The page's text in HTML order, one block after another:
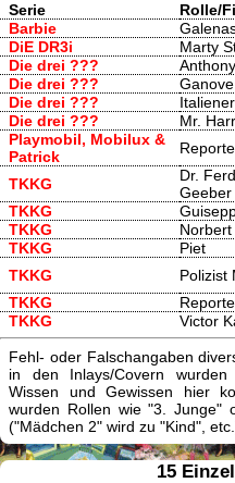
Serie Rolle/
Barbie
DiE DR3i
Marty
Die drei ???
Anthony
Die drei ???
Die drei ???
Italiener
Die drei ???
Mr.
Playmobil, Mobilux &
Patrick
TKKG
Dr.
Geeber
TKKG
TKKG
TKKG
Piet
TKKG
Polizist
TKKG
TKKG
Victor
Fehl- oder Falschangaben
in den Inlays/Covern
Wissen und Gewissen hier
wurden Rollen wie "3. Junge"
("Mädchen 2" wird zu "Kind",
15